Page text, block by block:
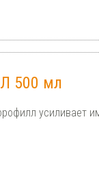
500 мл
усиливает